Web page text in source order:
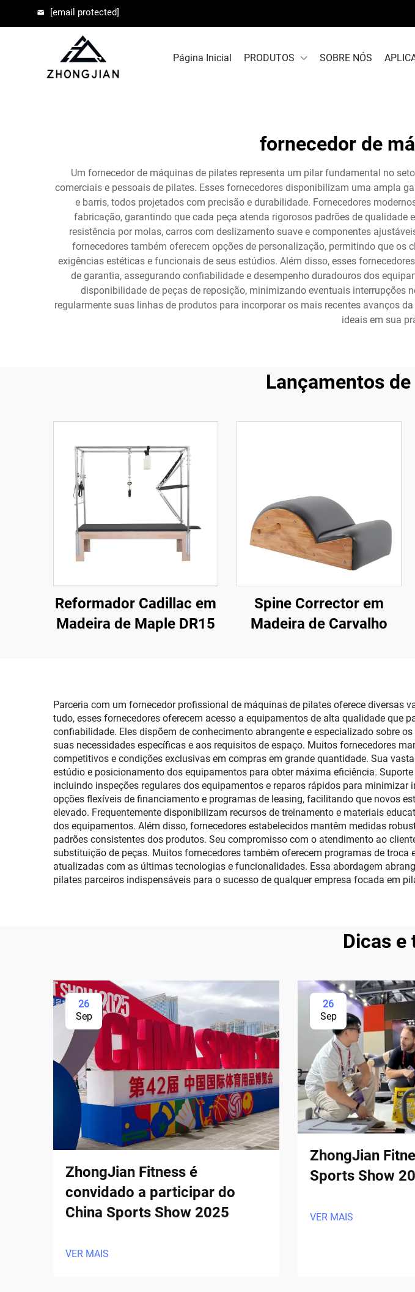
[email protected]
Página Inicial PRODUTOS SOBRE NÓS
fornecedor de
Um fornecedor de máquinas de pilates representa um pilar fundamental no
comerciais e pessoais de pilates. Esses fornecedores disponibilizam uma ampla
e barris, todos projetados com precisão e durabilidade. Fornecedores
fabricação, garantindo que cada peça atenda rigorosos padrões de
resistência por molas, carros com deslizamento suave e componentes
fornecedores também oferecem opções de personalização, permitindo que
exigências estéticas e funcionais de seus estúdios. Além disso, esses
de garantia, assegurando confiabilidade e desempenho duradouros dos
disponibilidade de peças de reposição, minimizando eventuais interrupções
regularmente suas linhas de produtos para incorporar os mais recentes avanços
ideais em sua
Lançamentos
Reformador Cadillac em
Madeira de Maple DR15
Spine Corrector em
Madeira de Carvalho
Parceria com um fornecedor profissional de máquinas de pilates oferece diversas
tudo, esses fornecedores oferecem acesso a equipamentos de alta qualidade que
confiabilidade. Eles dispõem de conhecimento abrangente e especializado sobre
suas necessidades específicas e aos requisitos de espaço. Muitos fornecedores
competitivos e condições exclusivas em compras em grande quantidade. Sua
estúdio e posicionamento dos equipamentos para obter máxima eficiência.
incluindo inspeções regulares dos equipamentos e reparos rápidos para
opções flexíveis de financiamento e programas de leasing, facilitando que novos
elevado. Frequentemente disponibilizam recursos de treinamento e materiais
dos equipamentos. Além disso, fornecedores estabelecidos mantêm medidas
padrões consistentes dos produtos. Seu compromisso com o atendimento ao
substituição de peças. Muitos fornecedores também oferecem programas de
atualizadas com as últimas tecnologias e funcionalidades. Essa abordagem
pilates parceiros indispensáveis para o sucesso de qualquer empresa focada em
Dicas e
26
Sep
ZhongJian Fitness é
convidado a participar do
China Sports Show 2025
VER MAIS
26
Sep
ZhongJian
Sports Show
VER MAIS